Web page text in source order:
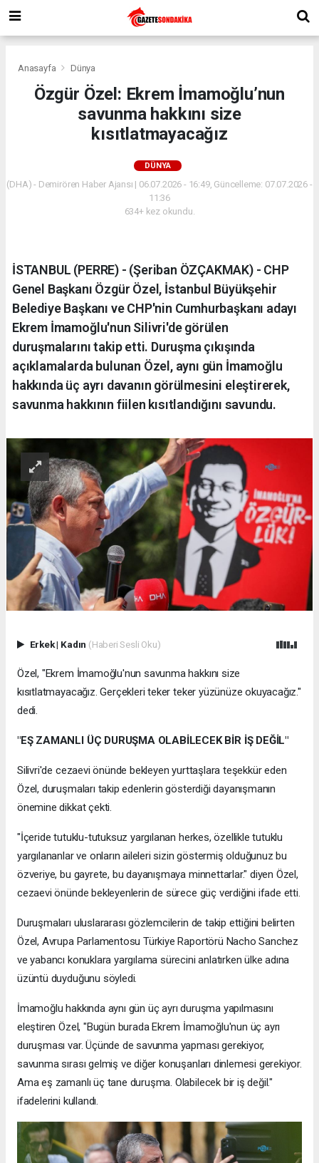
Anasayfa Dünya
Özgür Özel: Ekrem İmamoğlu’nun
savunma hakkını size
kısıtlatmayacağız
DÜNYA
(DHA) - Demirören Haber Ajansı | 06.07.2026 - 16:49, Güncelleme: 07.07.2026 -
11:36
634+ kez okundu.
İSTANBUL (PERRE) - (Şeriban ÖZÇAKMAK) - CHP
Genel Başkanı Özgür Özel, İstanbul Büyükşehir
Belediye Başkanı ve CHP'nin Cumhurbaşkanı adayı
Ekrem İmamoğlu'nun Silivri'de görülen
duruşmalarını takip etti. Duruşma çıkışında
açıklamalarda bulunan Özel, aynı gün İmamoğlu
hakkında üç ayrı davanın görülmesini eleştirerek,
savunma hakkının fiilen kısıtlandığını savundu.
Erkek| Kadın (Haberi Sesli Oku)
Özel, "Ekrem İmamoğlu'nun savunma hakkını size
kısıtlatmayacağız. Gerçekleri teker teker yüzünüze okuyacağız."
dedi.
"EŞ ZAMANLI ÜÇ DURUŞMA OLABİLECEK BİR İŞ DEĞİL"
Silivri'de cezaevi önünde bekleyen yurttaşlara teşekkür eden
Özel, duruşmaları takip edenlerin gösterdiği dayanışmanın
önemine dikkat çekti.
"İçeride tutuklu-tutuksuz yargılanan herkes, özellikle tutuklu
yargılananlar ve onların aileleri sizin göstermiş olduğunuz bu
özveriye, bu gayrete, bu dayanışmaya minnettarlar." diyen Özel,
cezaevi önünde bekleyenlerin de sürece güç verdiğini ifade etti.
Duruşmaları uluslararası gözlemcilerin de takip ettiğini belirten
Özel, Avrupa Parlamentosu Türkiye Raportörü Nacho Sanchez
ve yabancı konuklara yargılama sürecini anlatırken ülke adına
üzüntü duyduğunu söyledi.
İmamoğlu hakkında aynı gün üç ayrı duruşma yapılmasını
eleştiren Özel, "Bugün burada Ekrem İmamoğlu'nun üç ayrı
duruşması var. Üçünde de savunma yapması gerekiyor,
savunma sırası gelmiş ve diğer konuşanları dinlemesi gerekiyor.
Ama eş zamanlı üç tane duruşma. Olabilecek bir iş değil."
ifadelerini kullandı.